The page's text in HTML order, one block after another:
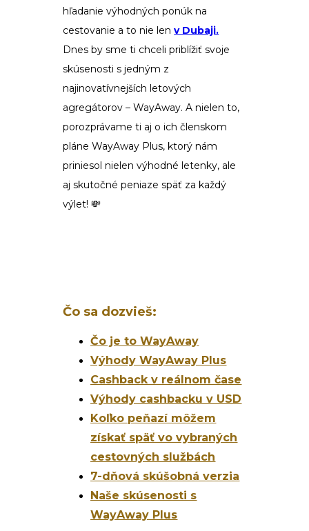
hľadanie výhodných ponúk na
cestovanie a to nie lenv Dubaji.
Dnes by sme ti chceli priblížiť svoje
skúsenosti s jedným z
najinovatívnejších letových
agregátorov – WayAway. A nielen to,
porozprávame ti aj o ich členskom
pláne WayAway Plus, ktorý nám
priniesol nielen výhodné letenky, ale
aj skutočné peniaze späť za každý
výlet! 💸
Čo sa dozvieš:
Čo je to WayAway
Výhody WayAway Plus
Cashback v reálnom čase
Výhody cashbacku v USD
Koľko peňazí môžem
získať späť vo vybraných
cestovných službách
7-dňová skúšobná verzia
Naše skúsenosti s
WayAway Plus